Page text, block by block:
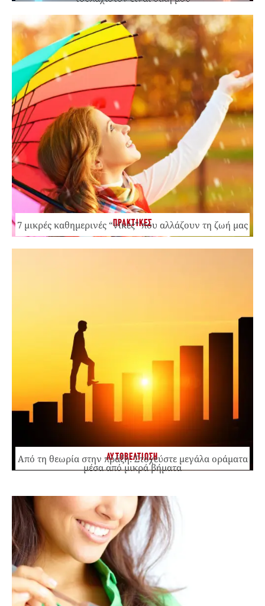
ΠΡΑΚΤΙΚΕΣ
7 μικρές καθημερινές “νίκες” που αλλάζουν τη ζωή μας
ΑΥΤΟΒΕΛΤΙΩΣΗ
Από τη θεωρία στην πράξη: Στοχεύστε μεγάλα οράματα
μέσα από μικρά βήματα